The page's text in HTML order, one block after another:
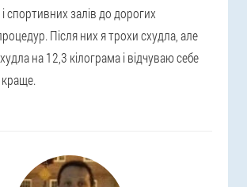
і спортивних залів до дорогих
Після них я трохи схудла, але
на 12,3 кілограма і відчуваю себе